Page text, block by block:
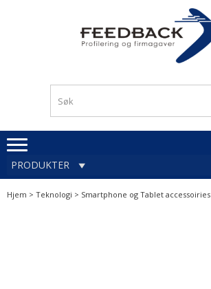
PRODUKTER
Hjem > Teknologi > Smartphone og Tablet accessoiries